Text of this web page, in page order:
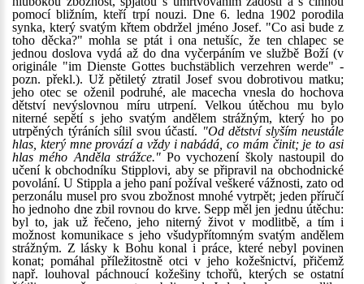
pomocí bližním, kteří trpí nouzi. Dne 6. ledna 1902 porodila
synka, který svatým křtem obdržel jméno Josef. "Co asi bude z
toho děcka?" mohla se ptát i ona netušíc, že ten chlapec se
jednou doslova vydá až do dna vyčerpáním ve službě Boží (v
originále "im Dienste Gottes buchstäblich verzehren werde" -
pozn. překl.). Už pětiletý ztratil Josef svou dobrotivou matku;
jeho otec se oženil podruhé, ale macecha vnesla do hochova
dětství nevýslovnou míru utrpení. Velkou útěchou mu bylo
niterné sepětí s jeho svatým andělem strážným, který ho po
utrpěných týráních sílil svou účastí. "Od dětství slyším neustále
hlas, který mne provází a vždy i nabádá, co mám činit; je to asi
hlas mého Anděla strážce."Po vychození školy nastoupil do
učení k obchodníku Stipplovi, aby se připravil na obchodnické
povolání. U Stippla a jeho paní požíval veškeré vážnosti, zato od
perzonálu musel pro svou zbožnost mnohé vytrpět; jeden příručí
ho jednoho dne zbil rovnou do krve. Sepp měl jen jednu útěchu:
byl to, jak už řečeno, jeho niterný život v modlitbě, a tím i
možnost komunikace s jeho všudypřítomným svatým andělem
strážným. Z lásky k Bohu konal i práce, které nebyl povinen
konat; pomáhal příležitostně otci v jeho kožešnictví, přičemž
např. louhoval páchnoucí kožešiny tchořů, kterých se ostatní